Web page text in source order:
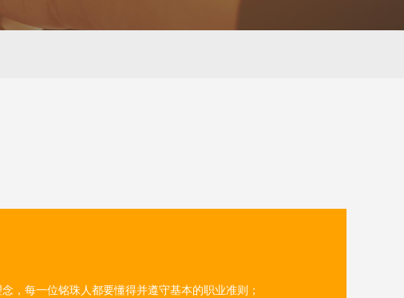
，每一位铭珠人都要懂得并遵守基本的职业准则；